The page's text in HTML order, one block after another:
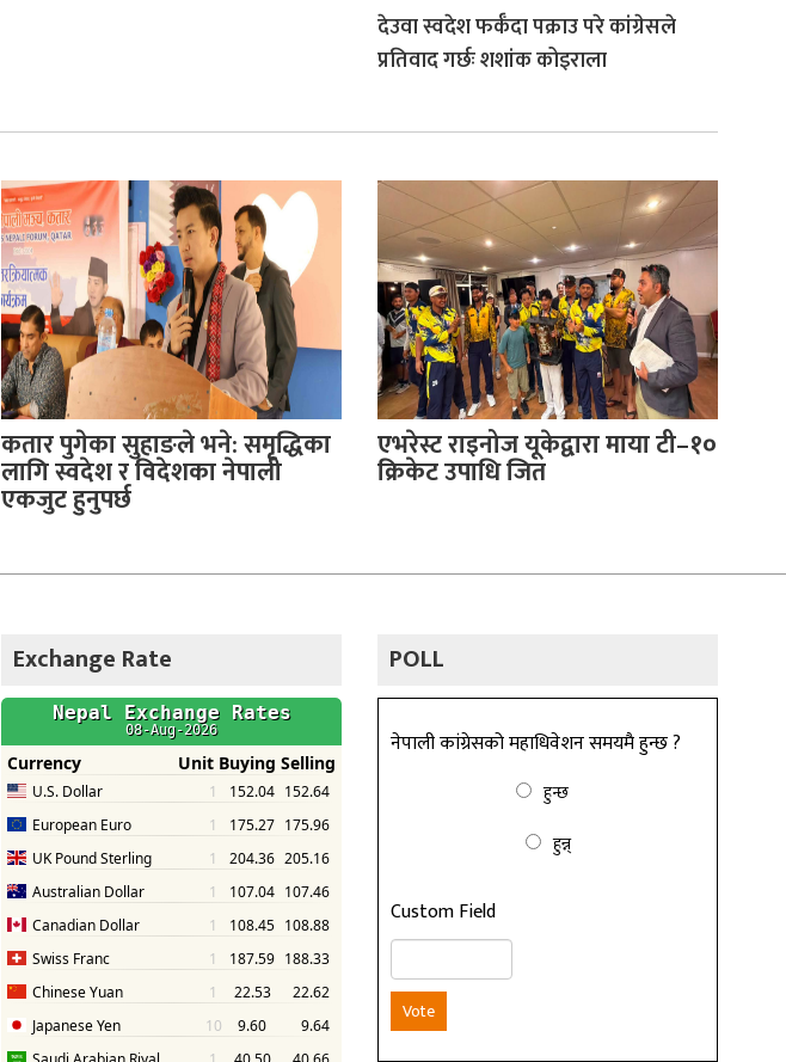
देउवा स्वदेश फर्कँदा पक्राउ परे कांग्रेसले
प्रतिवाद गर्छः शशांक कोइराला
कतार पुगेका सुहाङले भने: समृद्धिका
लागि स्वदेश र विदेशका नेपाली
एकजुट हुनुपर्छ
एभरेस्ट राइनोज यूकेद्वारा माया टी–१०
क्रिकेट उपाधि जित
Exchange Rate POLL
नेपाली कांग्रेसको महाधिवेशन समयमै हुन्छ ?
हुन्छ
हुन्न्
Custom Field
Vote